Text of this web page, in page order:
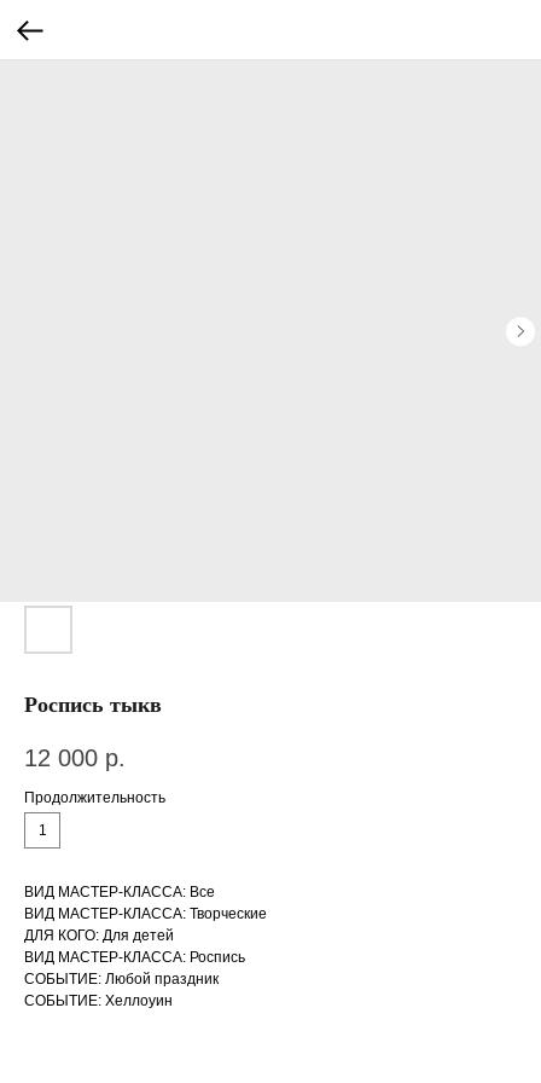
Роспись тыкв
12 000 р.
Продолжительность
1
ВИД МАСТЕР-КЛАССА: Все
ВИД МАСТЕР-КЛАССА: Творческие
ДЛЯ КОГО: Для детей
ВИД МАСТЕР-КЛАССА: Роспись
СОБЫТИЕ: Любой праздник
СОБЫТИЕ: Хеллоуин